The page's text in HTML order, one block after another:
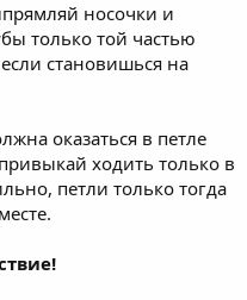
носочки и
только той частью
становишься на
оказаться в петле
ходить только в
петли только тогда